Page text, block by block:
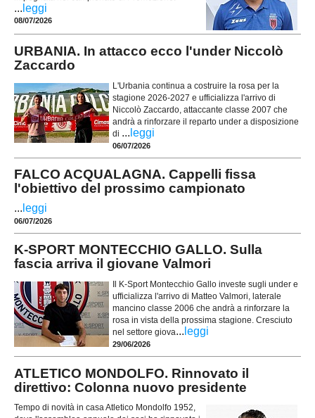
... leggi
08/07/2026
URBANIA. In attacco ecco l'under Niccolò
Zaccardo
L'Urbania continua a costruire la rosa per la
stagione 2026-2027 e ufficializza l'arrivo di
Niccolò Zaccardo, attaccante classe 2007 che
andrà a rinforzare il reparto under a disposizione
di ... leggi
06/07/2026
FALCO ACQUALAGNA. Cappelli fissa
l'obiettivo del prossimo campionato
... leggi
06/07/2026
K-SPORT MONTECCHIO GALLO. Sulla
fascia arriva il giovane Valmori
Il K-Sport Montecchio Gallo investe sugli under e
ufficializza l'arrivo di Matteo Valmori, laterale
mancino classe 2006 che andrà a rinforzare la
rosa in vista della prossima stagione. Cresciuto
nel settore giova... leggi
29/06/2026
ATLETICO MONDOLFO. Rinnovato il
direttivo: Colonna nuovo presidente
Tempo di novità in casa Atletico Mondolfo 1952,